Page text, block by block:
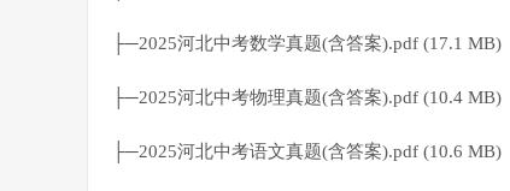
├─2025河北中考数学真题(含答案).pdf (17.1 MB)
├─2025河北中考物理真题(含答案).pdf (10.4 MB)
├─2025河北中考语文真题(含答案).pdf (10.6 MB)